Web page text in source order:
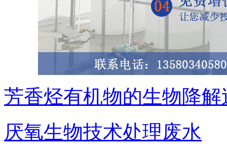
芳香烃有机物的生物降解
厌氧生物技术处理废水